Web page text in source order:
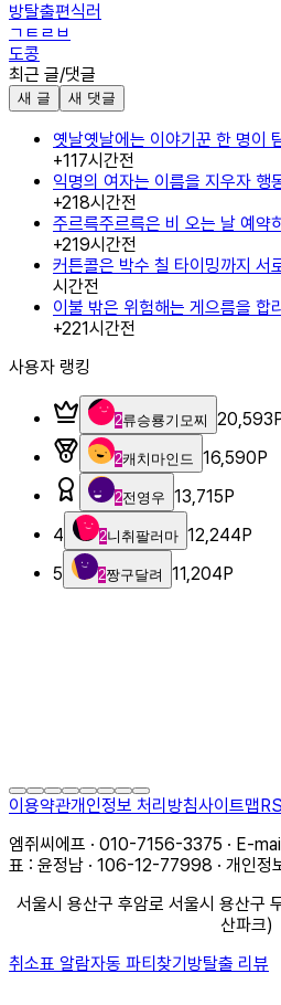
방탈출편식러
ㄱㅌㄹㅂ
도콩
최근 글/댓글
새 글 새 댓글
옛날옛날에는 이야기꾼 한 명이
+117시간전
익명의 여자는 이름을 지우자 행
+218시간전
주르륵주르륵은 비 오는 날 예약
+219시간전
커튼콜은 박수 칠 타이밍까지 서
시간전
이불 밖은 위험해는 게으름을
+221시간전
사용자 랭킹
2류승룡기모찌 20,593
2캐치마인드 16,590P
2전영우 13,715P
4
2니취팔러마 12,244P
5
2짱구달려 11,204P
이용약관개인정보 처리방침사이트맵
엠쥐씨에프 · 010-7156-3375 · E-
표 : 윤정남 · 106-12-77998 · 개인정
서울시 용산구 후암로 서울시 용산구
산파크)
취소표 알람자동 파티찾기방탈출 리뷰